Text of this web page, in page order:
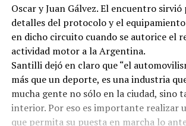
Oscar y Juan Gálvez. El encuentro
detalles del protocolo y el
en dicho circuito cuando se autorice el
actividad motor a la Argentina.
Santilli dejó en claro que “el
más que un deporte, es una industria
mucha gente no sólo en la ciudad, sino
interior. Por eso es importante realizar
que permita su puesta en marcha lo